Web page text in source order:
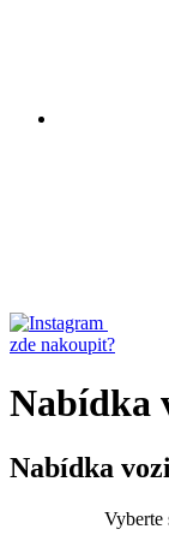
zde nakoupit?
Nabídka
Nabídka
Vyberte